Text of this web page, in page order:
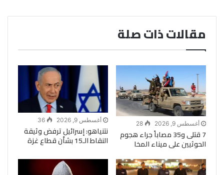
مقالات ذات صلة
أغسطس 9, 2026 28
7 قتلى و35 مصاباً جراء هجوم
الحوثيين على ميناء المخا
أغسطس 9, 2026 36
نتنياهو: إسرائيل ترفض وثيقة
النقاط الـ15 بشأن قطاع غزة